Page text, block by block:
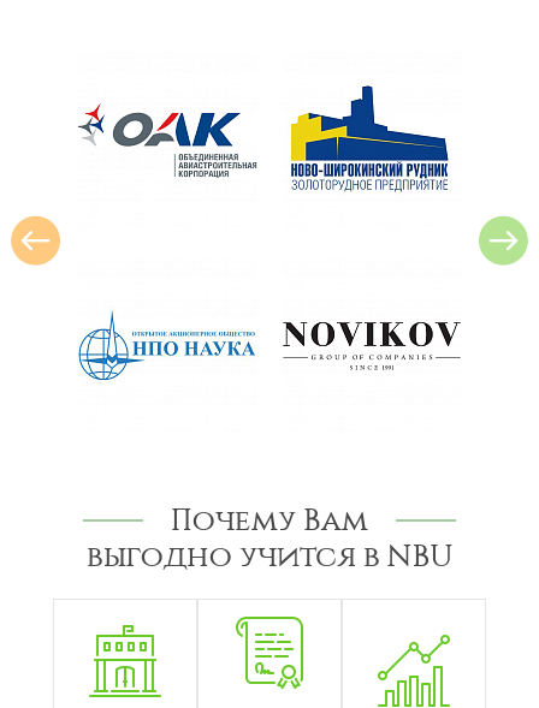
Почему Вам
выгодно учится в NBU